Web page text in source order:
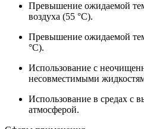
Превышение ожидаемой
воздуха (55 °C).
Превышение ожидаемой
°C).
Использование с
несовместимыми
Использование в средах с
атмосферой.